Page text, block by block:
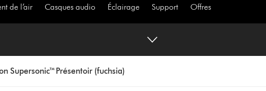
de l’air Casques audio Éclairage Support Offres
Supersonic™ Présentoir (fuchsia)